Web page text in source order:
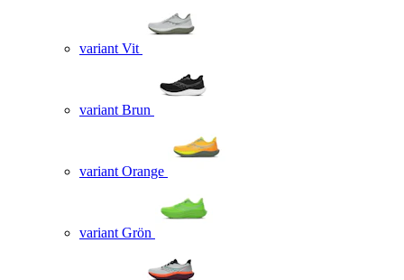
variant Vit
variant Brun
variant Orange
variant Grön